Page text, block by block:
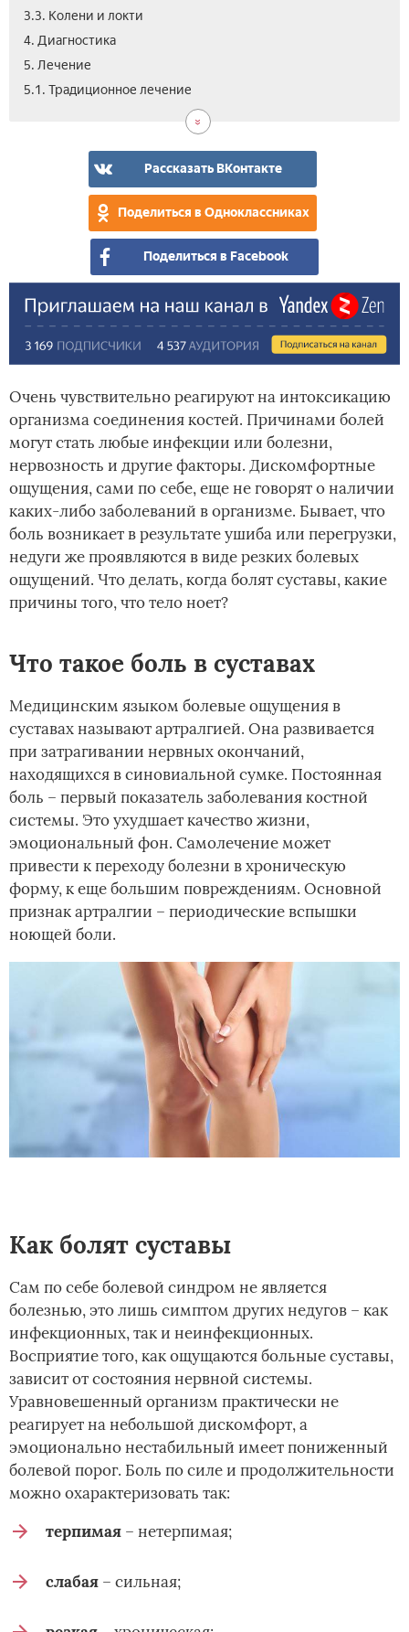
3.3. Колени и локти
4. Диагностика
5. Лечение
5.1. Традиционное лечение
Рассказать ВКонтакте
Поделиться в Одноклассниках
Поделиться в Facebook
Очень чувствительно реагируют на интоксикацию
организма соединения костей. Причинами болей
могут стать любые инфекции или болезни,
нервозность и другие факторы. Дискомфортные
ощущения, сами по себе, еще не говорят о наличии
каких-либо заболеваний в организме. Бывает, что
боль возникает в результате ушиба или перегрузки,
недуги же проявляются в виде резких болевых
ощущений. Что делать, когда болят суставы, какие
причины того, что тело ноет?
Что такое боль в суставах
Медицинским языком болевые ощущения в
суставах называют артралгией. Она развивается
при затрагивании нервных окончаний,
находящихся в синовиальной сумке. Постоянная
боль – первый показатель заболевания костной
системы. Это ухудшает качество жизни,
эмоциональный фон. Самолечение может
привести к переходу болезни в хроническую
форму, к еще большим повреждениям. Основной
признак артралгии – периодические вспышки
ноющей боли.
Как болят суставы
Сам по себе болевой синдром не является
болезнью, это лишь симптом других недугов – как
инфекционных, так и неинфекционных.
Восприятие того, как ощущаются больные суставы,
зависит от состояния нервной системы.
Уравновешенный организм практически не
реагирует на небольшой дискомфорт, а
эмоционально нестабильный имеет пониженный
болевой порог. Боль по силе и продолжительности
можно охарактеризовать так:
терпимая – нетерпимая;
слабая – сильная;